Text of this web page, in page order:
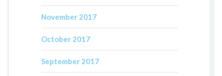
November 2017
October 2017
September 2017